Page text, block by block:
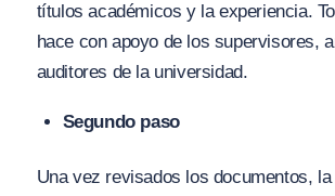
títulos académicos y la experiencia.
hace con apoyo de los supervisores,
auditores de la universidad.
Segundo paso
Una vez revisados los documentos,